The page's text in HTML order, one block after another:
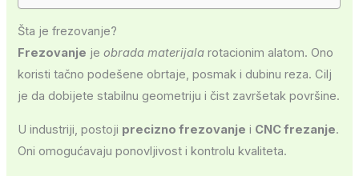
Šta je frezovanje?
Frezovanje jeobrada materijala rotacionim alatom. Ono
koristi tačno podešene obrtaje, posmak i dubinu reza. Cilj
je da dobijete stabilnu geometriju i čist završetak površine.
U industriji, postoji precizno frezovanje i CNC frezanje.
Oni omogućavaju ponovljivost i kontrolu kvaliteta.